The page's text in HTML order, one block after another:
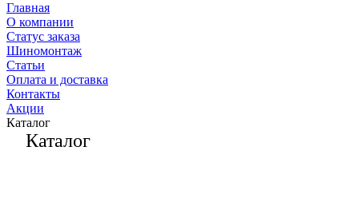
Главная
О компании
Статус заказа
Шиномонтаж
Статьи
Оплата и доставка
Контакты
Акции
Каталог
Каталог